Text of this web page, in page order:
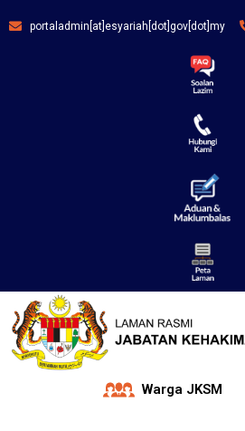
portaladmin[at]esyariah[dot]gov[dot]my
Warga JKSM